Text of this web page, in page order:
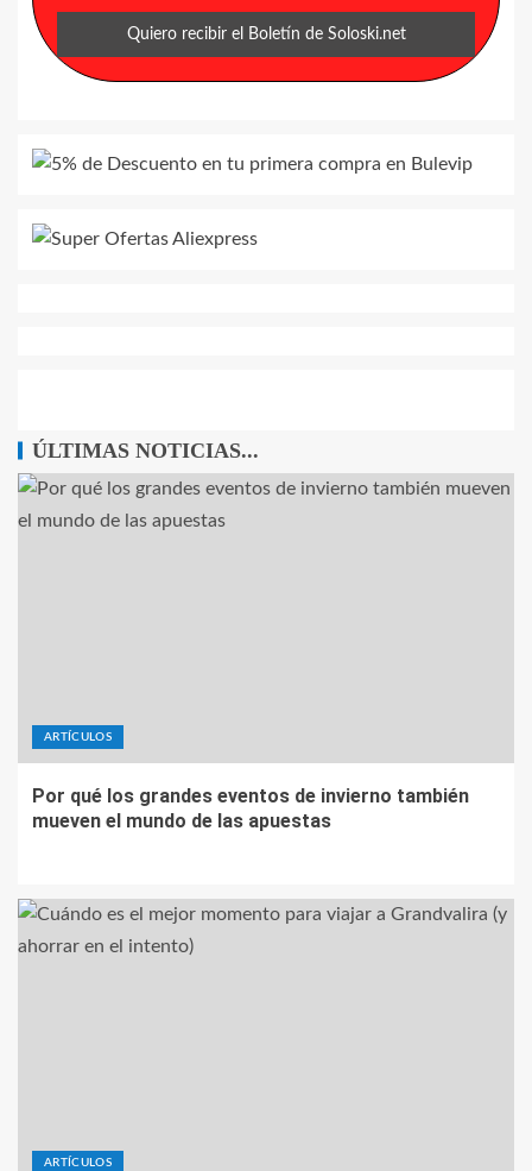
ÚLTIMAS NOTICIAS...
ARTÍCULOS
Por qué los grandes eventos de invierno también
mueven el mundo de las apuestas
ARTÍCULOS